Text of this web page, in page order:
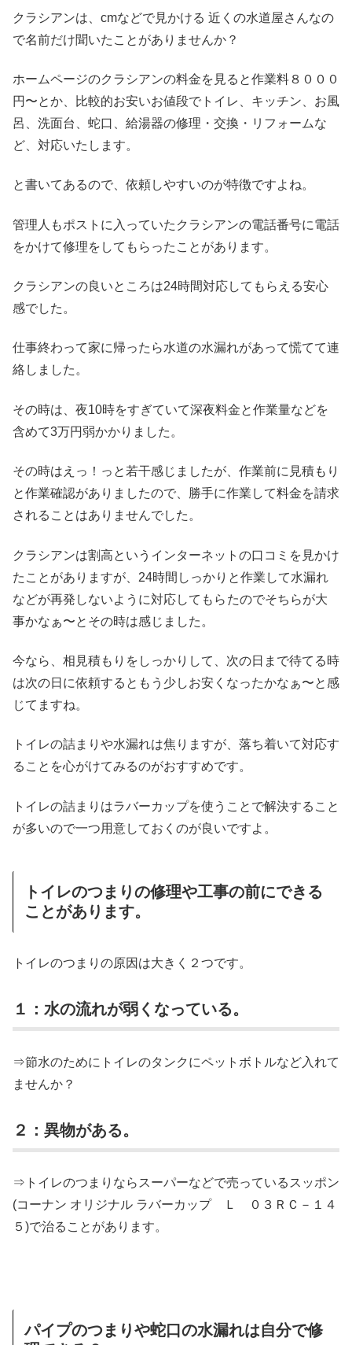
クラシアンは、cmなどで見かける 近くの水道屋さんなの
で名前だけ聞いたことがありませんか？
ホームページのクラシアンの料金を見ると作業料８０００
円〜とか、比較的お安いお値段でトイレ、キッチン、お風
呂、洗面台、蛇口、給湯器の修理・交換・リフォームな
ど、対応いたします。
と書いてあるので、依頼しやすいのが特徴ですよね。
管理人もポストに入っていたクラシアンの電話番号に電話
をかけて修理をしてもらったことがあります。
クラシアンの良いところは24時間対応してもらえる安心
感でした。
仕事終わって家に帰ったら水道の水漏れがあって慌てて連
絡しました。
その時は、夜10時をすぎていて深夜料金と作業量などを
含めて3万円弱かかりました。
その時はえっ！っと若干感じましたが、作業前に見積もり
と作業確認がありましたので、勝手に作業して料金を請求
されることはありませんでした。
クラシアンは割高というインターネットの口コミを見かけ
たことがありますが、24時間しっかりと作業して水漏れ
などが再発しないように対応してもら たのでそちらが大
事かなぁ〜とその時は感じました。
今なら、相見積もりをしっかりして、次の日まで待てる時
は次の日に依頼するともう少しお安くなったかなぁ〜と感
じてますね。
トイレの詰まりや水漏れは焦りますが、落ち着いて対応す
ることを心がけてみるのがおすすめです。
トイレの詰まりはラバーカップを使うことで解決すること
が多いので一つ用意しておくのが良いですよ。
トイレのつまりの修理や工事の前にできる
ことがあります。
トイレのつまりの原因は大きく２つです。
１：水の流れが弱くなっている。
⇒節水のためにトイレのタンクにペットボトルなど入れて
ませんか？
２：異物がある。
⇒トイレのつまりならスーパーなどで売っているスッポン
(コーナン オリジナル ラバーカップ Ｌ ０３ＲＣ－１４
５)で治ることがあります。
パイプのつまりや蛇口の水漏れは自分で修